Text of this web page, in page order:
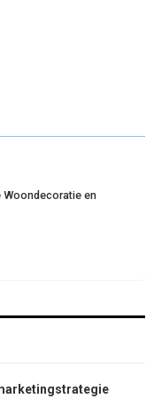
Woondecoratie en